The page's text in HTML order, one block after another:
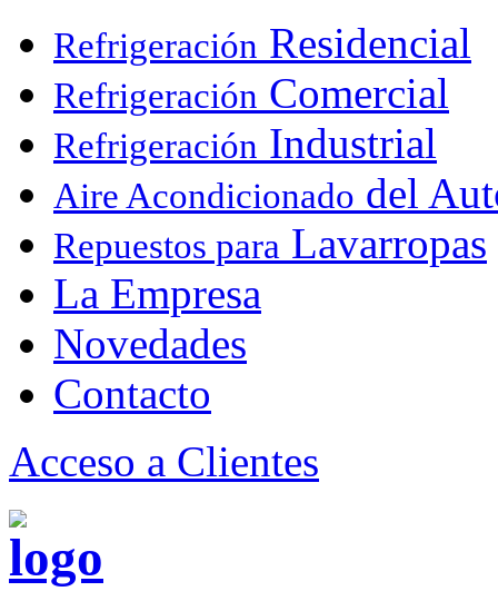
Refrigeración Residencial
Refrigeración Comercial
Refrigeración Industrial
Aire Acondicionado del
Repuestos para Lavarropas
La Empresa
Novedades
Contacto
Acceso a Clientes